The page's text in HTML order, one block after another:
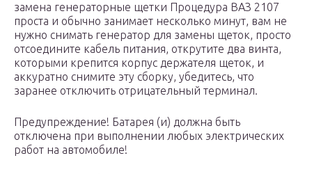
замена генераторные щетки Процедура ВАЗ 2107
проста и обычно занимает несколько минут, вам не
нужно снимать генератор для замены щеток, просто
отсоедините кабель питания, открутите два винта,
которыми крепится корпус держателя щеток, и
аккуратно снимите эту сборку, убедитесь, что
заранее отключить отрицательный терминал.
Предупреждение! Батарея (и) должна быть
отключена при выполнении любых электрических
работ на автомобиле!